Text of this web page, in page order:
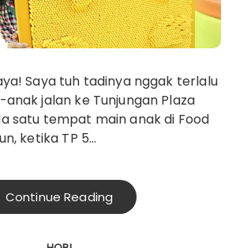
jalan ke Tunjungan Plaza
satu tempat main anak di Food
ketika TP 5…
Continue Reading